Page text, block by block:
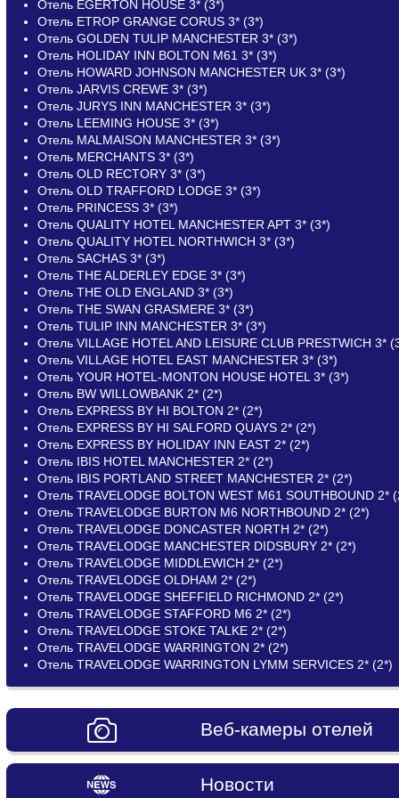
Отель EGERTON HOUSE 3* (3*)
Отель ETROP GRANGE CORUS 3* (3*)
Отель GOLDEN TULIP MANCHESTER 3* (3*)
Отель HOLIDAY INN BOLTON M61 3* (3*)
Отель HOWARD JOHNSON MANCHESTER UK 3* (3*)
Отель JARVIS CREWE 3* (3*)
Отель JURYS INN MANCHESTER 3* (3*)
Отель LEEMING HOUSE 3* (3*)
Отель MALMAISON MANCHESTER 3* (3*)
Отель MERCHANTS 3* (3*)
Отель OLD RECTORY 3* (3*)
Отель OLD TRAFFORD LODGE 3* (3*)
Отель PRINCESS 3* (3*)
Отель QUALITY HOTEL MANCHESTER APT 3* (3*)
Отель QUALITY HOTEL NORTHWICH 3* (3*)
Отель SACHAS 3* (3*)
Отель THE ALDERLEY EDGE 3* (3*)
Отель THE OLD ENGLAND 3* (3*)
Отель THE SWAN GRASMERE 3* (3*)
Отель TULIP INN MANCHESTER 3* (3*)
Отель VILLAGE HOTEL AND LEISURE CLUB PRESTWICH 3*
Отель VILLAGE HOTEL EAST MANCHESTER 3* (3*)
Отель YOUR HOTEL-MONTON HOUSE HOTEL 3* (3*)
Отель BW WILLOWBANK 2* (2*)
Отель EXPRESS BY HI BOLTON 2* (2*)
Отель EXPRESS BY HI SALFORD QUAYS 2* (2*)
Отель EXPRESS BY HOLIDAY INN EAST 2* (2*)
Отель IBIS HOTEL MANCHESTER 2* (2*)
Отель IBIS PORTLAND STREET MANCHESTER 2* (2*)
Отель TRAVELODGE BOLTON WEST M61 SOUTHBOUND 2*
Отель TRAVELODGE BURTON M6 NORTHBOUND 2* (2*)
Отель TRAVELODGE DONCASTER NORTH 2* (2*)
Отель TRAVELODGE MANCHESTER DIDSBURY 2* (2*)
Отель TRAVELODGE MIDDLEWICH 2* (2*)
Отель TRAVELODGE OLDHAM 2* (2*)
Отель TRAVELODGE SHEFFIELD RICHMOND 2* (2*)
Отель TRAVELODGE STAFFORD M6 2* (2*)
Отель TRAVELODGE STOKE TALKE 2* (2*)
Отель TRAVELODGE WARRINGTON 2* (2*)
Отель TRAVELODGE WARRINGTON LYMM SERVICES 2* (2*)
Веб-камеры отелей
Новости